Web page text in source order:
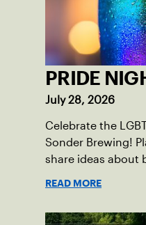
PRIDE
July 28, 2026
Celebrate the
Sonder Brewing!
share ideas about
READ MORE